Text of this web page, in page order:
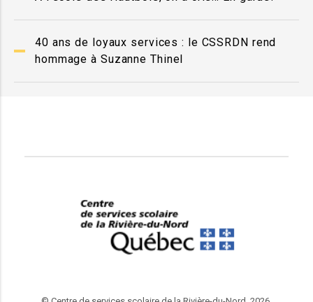
40 ans de loyaux services : le CSSRDN rend
hommage à Suzanne Thinel